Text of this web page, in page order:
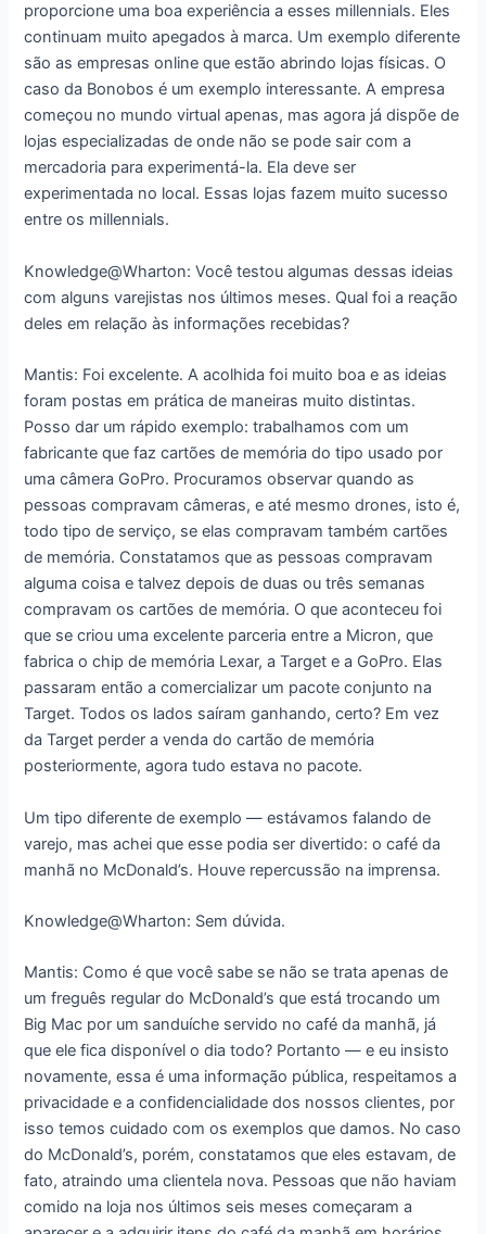
proporcione uma boa experiência a esses millennials. Eles
continuam muito apegados à marca. Um exemplo diferente
são as empresas online que estão abrindo lojas físicas. O
caso da Bonobos é um exemplo interessante. A empresa
começou no mundo virtual apenas, mas agora já dispõe de
lojas especializadas de onde não se pode sair com a
mercadoria para experimentá-la. Ela deve ser
experimentada no local. Essas lojas fazem muito sucesso
entre os millennials.
Knowledge@Wharton: Você testou algumas dessas ideias
com alguns varejistas nos últimos meses. Qual foi a reação
deles em relação às informações recebidas?
Mantis: Foi excelente. A acolhida foi muito boa e as ideias
foram postas em prática de maneiras muito distintas.
Posso dar um rápido exemplo: trabalhamos com um
fabricante que faz cartões de memória do tipo usado por
uma câmera GoPro. Procuramos observar quando as
pessoas compravam câmeras, e até mesmo drones, isto é,
todo tipo de serviço, se elas compravam também cartões
de memória. Constatamos que as pessoas compravam
alguma coisa e talvez depois de duas ou três semanas
compravam os cartões de memória. O que aconteceu foi
que se criou uma excelente parceria entre a Micron, que
fabrica o chip de memória Lexar, a Target e a GoPro. Elas
passaram então a comercializar um pacote conjunto na
Target. Todos os lados saíram ganhando, certo? Em vez
da Target perder a venda do cartão de memória
posteriormente, agora tudo estava no pacote.
Um tipo diferente de exemplo ― estávamos falando de
varejo, mas achei que esse podia ser divertido: o café da
manhã no McDonald’s. Houve repercussão na imprensa.
Knowledge@Wharton: Sem dúvida.
Mantis: Como é que você sabe se não se trata apenas de
um freguês regular do McDonald’s que está trocando um
Big Mac por um sanduíche servido no café da manhã, já
que ele fica disponível o dia todo? Portanto ― e eu insisto
novamente, essa é uma informação pública, respeitamos a
privacidade e a confidencialidade dos nossos clientes, por
isso temos cuidado com os exemplos que damos. No caso
do McDonald’s, porém, constatamos que eles estavam, de
fato, atraindo uma clientela nova. Pessoas que não haviam
comido na loja nos últimos seis meses começaram a